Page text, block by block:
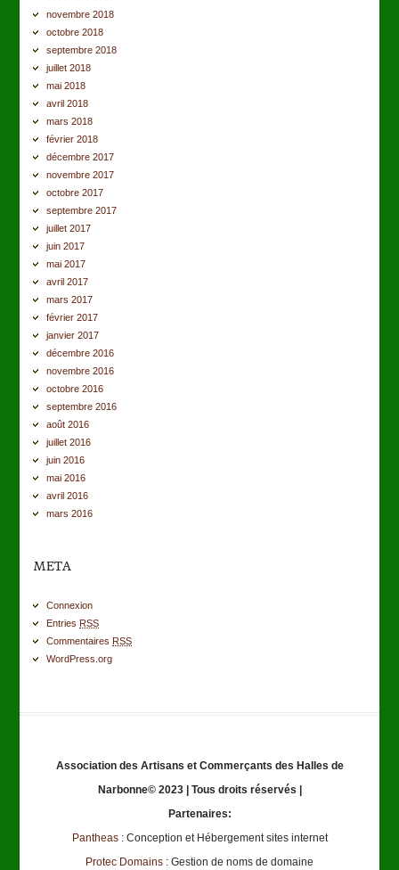
novembre 2018
octobre 2018
septembre 2018
juillet 2018
mai 2018
avril 2018
mars 2018
février 2018
décembre 2017
novembre 2017
octobre 2017
septembre 2017
juillet 2017
juin 2017
mai 2017
avril 2017
mars 2017
février 2017
janvier 2017
décembre 2016
novembre 2016
octobre 2016
septembre 2016
août 2016
juillet 2016
juin 2016
mai 2016
avril 2016
mars 2016
META
Connexion
Entries RSS
Commentaires RSS
WordPress.org
Association des Artisans et Commerçants des Halles de
Narbonne© 2023 | Tous droits réservés |
Partenaires:
Pantheas: Conception et Hébergement sites internet
Protec Domains : Gestion de noms de domaine